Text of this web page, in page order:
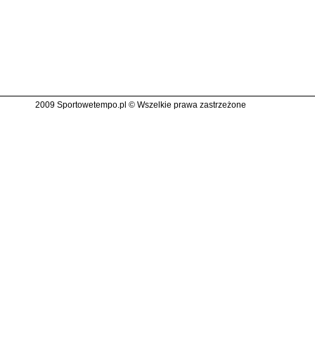
2009 Sportowetempo.pl © Wszelkie prawa zastrzeżone